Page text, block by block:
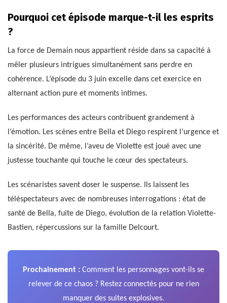
Pourquoi cet épisode marque-t-il les esprits
?
La force de Demain nous appartient réside dans sa capacité à
mêler plusieurs intrigues simultanément sans perdre en
cohérence. L’épisode du 3 juin excelle dans cet exercice en
alternant action pure et moments intimes.
Les performances des acteurs contribuent grandement à
l’émotion. Les scènes entre Bella et Diego respirent l’urgence et
la sincérité. De même, l’aveu de Violette est joué avec une
justesse touchante qui touche le cœur des spectateurs.
Les scénaristes savent doser le suspense. Ils laissent les
téléspectateurs avec de nombreuses interrogations : état de
santé de Bella, fuite de Diego, évolution de la relation Violette-
Bastien, répercussions sur la famille Delcourt.
Prochainement : Comment les personnages vont-ils se
relever de ce chaos ? Restez connectés pour ne rien
manquer des suites explosives.